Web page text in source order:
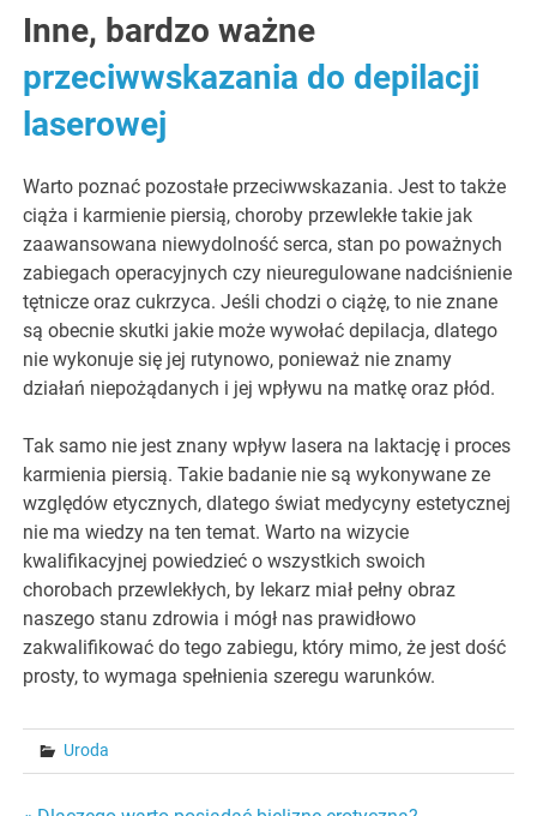
Inne, bardzo ważne
przeciwwskazania do depilacji
laserowej
Warto poznać pozostałe przeciwwskazania. Jest to także
ciąża i karmienie piersią, choroby przewlekłe takie jak
zaawansowana niewydolność serca, stan po poważnych
zabiegach operacyjnych czy nieuregulowane nadciśnienie
tętnicze oraz cukrzyca. Jeśli chodzi o ciążę, to nie znane
są obecnie skutki jakie może wywołać depilacja, dlatego
nie wykonuje się jej rutynowo, ponieważ nie znamy
działań niepożądanych i jej wpływu na matkę oraz płód.
Tak samo nie jest znany wpływ lasera na laktację i proces
karmienia piersią. Takie badanie nie są wykonywane ze
względów etycznych, dlatego świat medycyny estetycznej
nie ma wiedzy na ten temat. Warto na wizycie
kwalifikacyjnej powiedzieć o wszystkich swoich
chorobach przewlekłych, by lekarz miał pełny obraz
naszego stanu zdrowia i mógł nas prawidłowo
zakwalifikować do tego zabiegu, który mimo, że jest dość
prosty, to wymaga spełnienia szeregu warunków.
Uroda